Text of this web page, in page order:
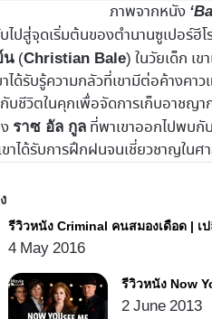
ภาพจากหนัง
ปสู่จุดเริ่มต้นของตำนานซูเปอร์ฮี
น (Christian Bale) ในวัยเด็ก เ
ได้รับรู้ความกลัวที่เขามีต่อค้างคา
บชีวิตในคุกเพื่อจัดการเก็บอาชญ
ราซ อัล กูล ที่พาเขาออกไปพบกั
ขาได้รับการฝึกฝนจนเชี่ยวชาญใน
รีวิวหนัง Criminal คนสมองเดือด |
4 May 2016
รีวิวหนัง Now
2 June 2013